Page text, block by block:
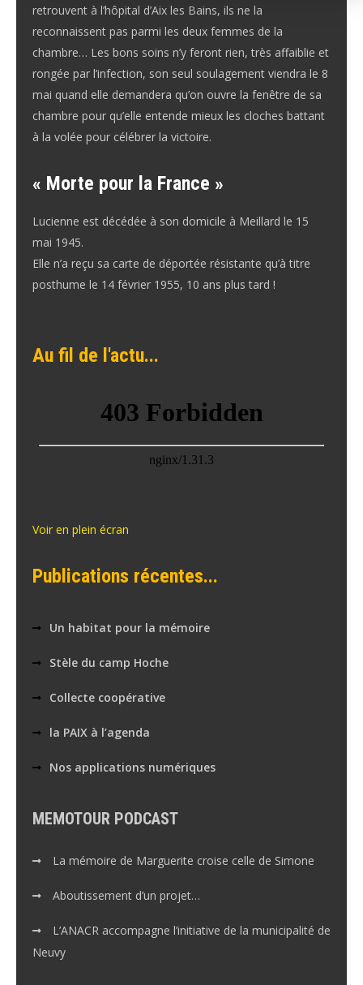
retrouvent à l’hôpital d’Aix les Bains, ils ne la
reconnaissent pas parmi les deux femmes de la
chambre… Les bons soins n’y feront rien, très affaiblie et
rongée par l’infection, son seul soulagement viendra le 8
mai quand elle demandera qu’on ouvre la fenêtre de sa
chambre pour qu’elle entende mieux les cloches battant
à la volée pour célébrer la victoire.
« Morte pour la France »
Lucienne est décédée à son domicile à Meillard le 15
mai 1945.
Elle n’a reçu sa carte de déportée résistante qu’à titre
posthume le 14 février 1955, 10 ans plus tard !
Au fil de l'actu...
Voir en plein écran
Publications récentes...
Un habitat pour la mémoire
Stèle du camp Hoche
Collecte coopérative
la PAIX à l’agenda
Nos applications numériques
MEMOTOUR PODCAST
La mémoire de Marguerite croise celle de Simone
Aboutissement d’un projet…
L’ANACR accompagne l’initiative de la municipalité de
Neuvy